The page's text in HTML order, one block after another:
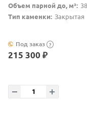
Объем парной до, м³: 38
Тип каменки: Закрытая
Под заказ ?
215 300 ₽